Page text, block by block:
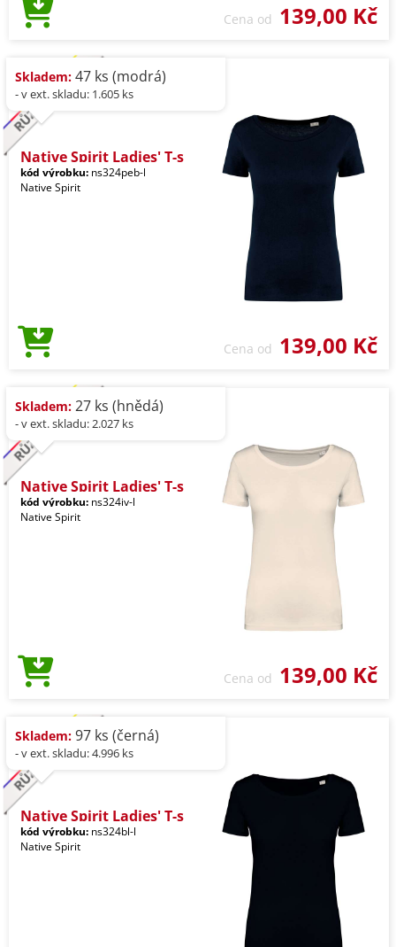
Cena od 139,00 Kč
Skladem: 47 ks (modrá)
- v ext. skladu: 1.605 ks
Native Spirit Ladies' T-s
kód výrobku: ns324peb-l
Native Spirit
Cena od 139,00 Kč
Skladem: 27 ks (hnědá)
- v ext. skladu: 2.027 ks
Native Spirit Ladies' T-s
kód výrobku: ns324iv-l
Native Spirit
Cena od 139,00 Kč
Skladem: 97 ks (černá)
- v ext. skladu: 4.996 ks
Native Spirit Ladies' T-s
kód výrobku: ns324bl-l
Native Spirit